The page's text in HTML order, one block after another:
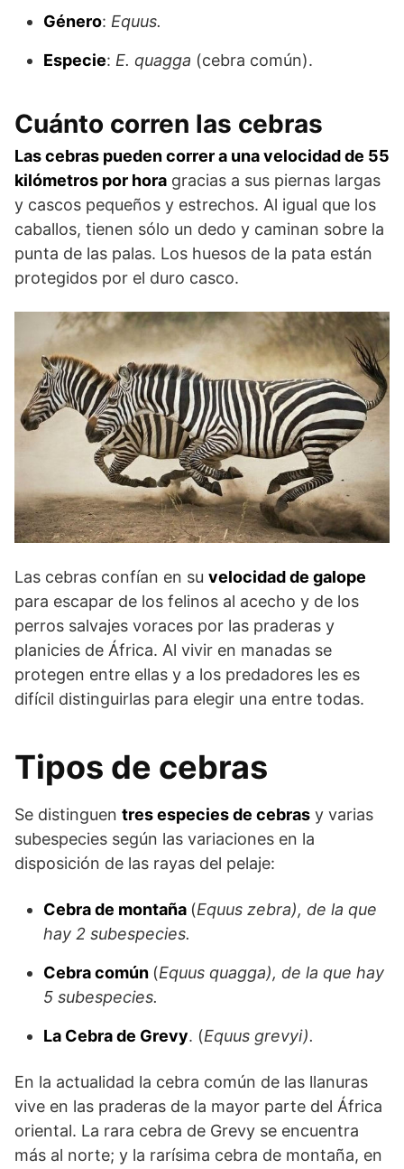
Género: Equus.
Especie: E. quagga (cebra común).
Cuánto corren las cebras
Las cebras pueden correr a una velocidad de 55
kilómetros por hora gracias a sus piernas largas
y cascos pequeños y estrechos. Al igual que los
caballos, tienen sólo un dedo y caminan sobre la
punta de las palas. Los huesos de la pata están
protegidos por el duro casco.
Las cebras confían en su velocidad de galope
para escapar de los felinos al acecho y de los
perros salvajes voraces por las praderas y
planicies de África. Al vivir en manadas se
protegen entre ellas y a los predadores les es
difícil distinguirlas para elegir una entre todas.
Tipos de cebras
Se distinguen tres especies de cebras y varias
subespecies según las variaciones en la
disposición de las rayas del pelaje:
Cebra de montaña (Equus zebra), de la que
hay 2 subespecies.
Cebra común (Equus quagga), de la que hay
5 subespecies.
La Cebra de Grevy. (Equus grevyi).
En la actualidad la cebra común de las llanuras
vi­ve en las praderas de la mayor parte del África
oriental. La rara cebra de Grevy se encuentra
más al norte; y la rarísima ce­bra de montaña, en